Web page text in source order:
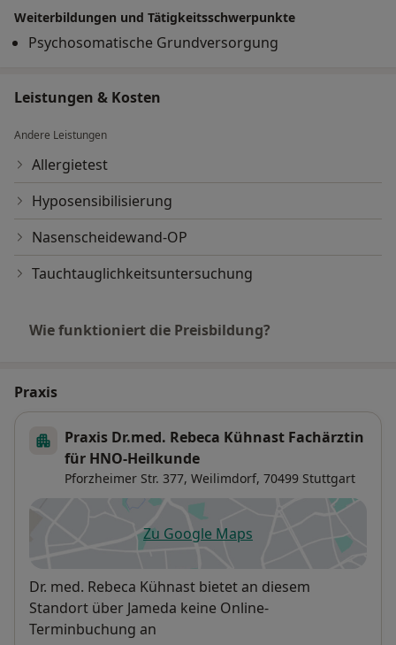
Weiterbildungen und Tätigkeitsschwerpunkte
Psychosomatische Grundversorgung
Leistungen & Kosten
Andere Leistungen
Allergietest
Hyposensibilisierung
Nasenscheidewand-OP
Tauchtauglichkeitsuntersuchung
Wie funktioniert die Preisbildung?
Praxis
Praxis Dr.med. Rebeca Kühnast Fachärztin
für HNO-Heilkunde
Pforzheimer Str. 377, Weilimdorf, 70499 Stuttgart
Zu Google Mapsöffnet in einer neuen
Verfügbarkeit
Dr. med. Rebeca Kühnast bietet an diesem
Standort über Jameda keine Online-
Terminbuchung an